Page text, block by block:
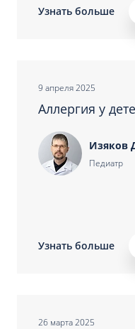
Узнать больше
9 апреля 2025
Аллергия у
Изяков
Педиатр
Узнать больше
26 марта 2025